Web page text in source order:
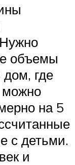
объемы
дом, где
можно
на 5
с детьми.
и